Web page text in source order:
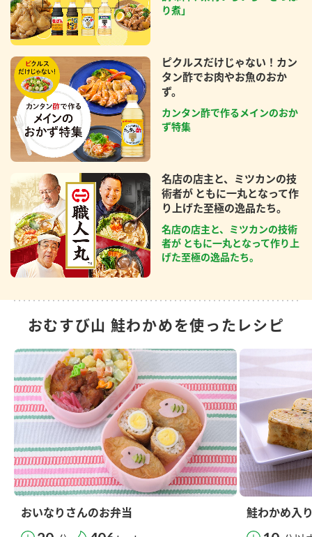
り煮」
ピクルスだけじゃない！カン
タン酢でお肉やお魚のおか
ず。
カンタン酢で作るメインのおか
ず特集
名店の店主と、ミツカンの技
術者が ともに一丸となって作
り上げた至極の逸品たち。
名店の店主と、ミツカンの技術
者が ともに一丸となって作り上
げた至極の逸品たち。
おむすび山 鮭わかめを使ったレシピ
おいなりさんのお弁当 鮭わかめ入